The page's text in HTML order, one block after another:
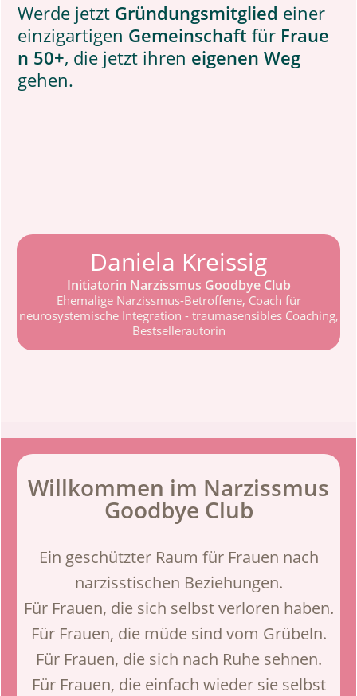
Werde jetzt Gründungsmitglied einer
einzigartigen Gemeinschaft für Fraue
n 50+, die jetzt ihren eigenen Weg
gehen.
Daniela Kreissig
Initiatorin Narzissmus Goodbye Club
Ehemalige Narzissmus-Betroffene, Coach für
neurosystemische Integration - traumasensibles Coaching,
Bestsellerautorin
Willkommen im Narzissmus
Goodbye Club
Ein geschützter Raum für Frauen nach
narzisstischen Beziehungen.
Für Frauen, die sich selbst verloren haben.
Für Frauen, die müde sind vom Grübeln.
Für Frauen, die sich nach Ruhe sehnen.
Für Frauen, die einfach wieder sie selbst